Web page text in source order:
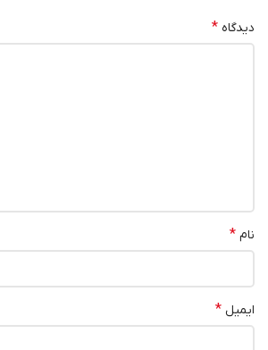
دیدگاه *
نام *
ایمیل *